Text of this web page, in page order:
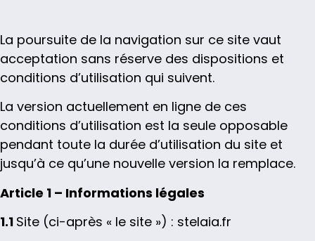
La poursuite de la navigation sur ce site vaut
acceptation sans réserve des dispositions et
conditions d’utilisation qui suivent.
La version actuellement en ligne de ces
conditions d’utilisation est la seule opposable
pendant toute la durée d’utilisation du site et
jusqu’à ce qu’une nouvelle version la remplace.
Article 1 – Informations légales
1.1 Site (ci-après « le site ») : stelaia.fr